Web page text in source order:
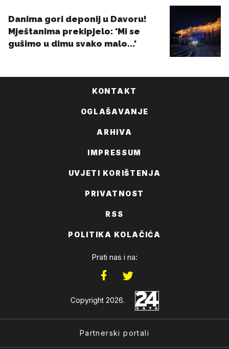
KONTAKT
OGLAŠAVANJE
ARHIVA
IMPRESSUM
UVJETI KORIŠTENJA
PRIVATNOST
RSS
POLITIKA KOLAČIĆA
Prati nas i na:
Copyright 2026.
Partnerski portali